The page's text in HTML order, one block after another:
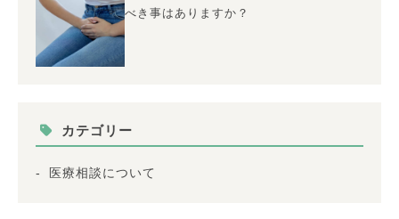
べき事はありますか？
カテゴリー
医療相談について